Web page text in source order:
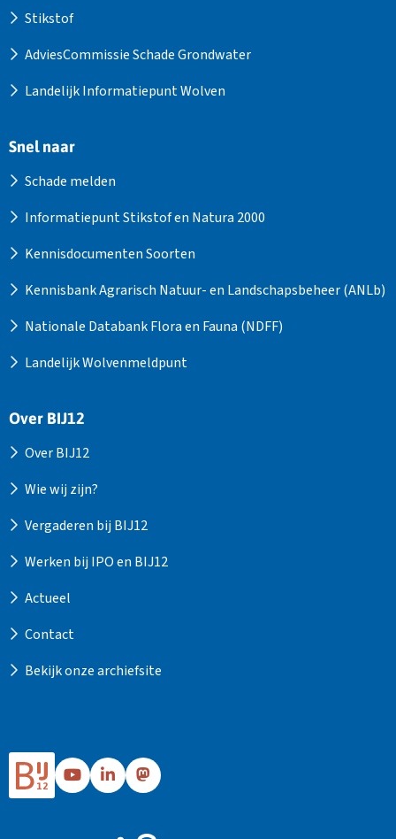
Stikstof
AdviesCommissie Schade Grondwater
Landelijk Informatiepunt Wolven
Snel naar
Schade melden
Informatiepunt Stikstof en Natura 2000
Kennisdocumenten Soorten
Kennisbank Agrarisch Natuur- en Landschapsbeheer (ANLb)
Nationale Databank Flora en Fauna (NDFF)
Landelijk Wolvenmeldpunt
Over BIJ12
Over BIJ12
Wie wij zijn?
Vergaderen bij BIJ12
Werken bij IPO en BIJ12
Actueel
Contact
Bekijk onze archiefsite
Ga
naar
Ga
naar
LinkedIn
Ga
naar
Mastodon